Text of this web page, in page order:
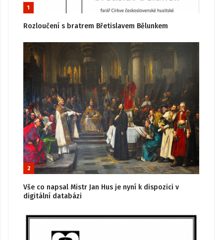
1
Rozloučení s bratrem Břetislavem Bělunkem
2
Vše co napsal Mistr Jan Hus je nyní k dispozici v
digitální databázi